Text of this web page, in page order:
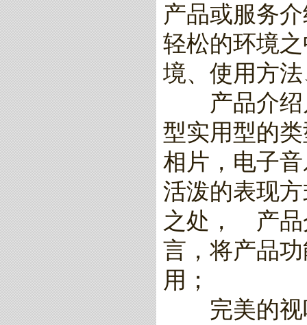
产品或服务
轻松的环境
境、使用方
产品介绍片
型实用型的
相片，电子
活泼的表现
之处， 产品
言，将产品
用；
完美的视听